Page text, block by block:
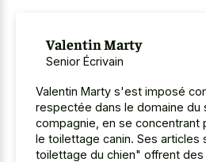
Valentin Marty
Senior Écrivain
Valentin Marty s'est imposé
respectée dans le domaine du
compagnie, en se concentrant
le toilettage canin. Ses articles
toilettage du chien" offrent des